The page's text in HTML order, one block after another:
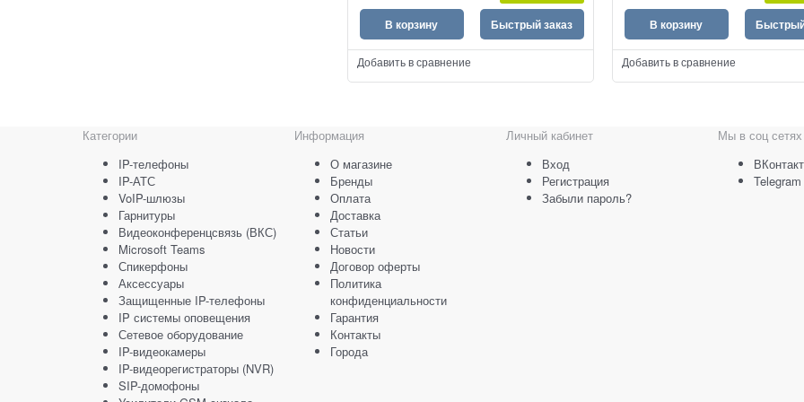
В корзину Быстрый заказ
Добавить в сравнение
В корзину
Добавить в сравнение
Категории
IP-телефоны
IP-АТС
VoIP-шлюзы
Гарнитуры
Видеоконференцсвязь (ВКС)
Microsoft Teams
Спикерфоны
Аксессуары
Защищенные IP-телефоны
IP системы оповещения
Сетевое оборудование
IP-видеокамеры
IP-видеорегистраторы (NVR)
SIP-домофоны
Информация
О магазине
Бренды
Оплата
Доставка
Статьи
Новости
Договор оферты
Политика
конфиденциальности
Гарантия
Контакты
Города
Личный кабинет
Вход
Регистрация
Забыли пароль?
Мы в соц сетях
Telegram